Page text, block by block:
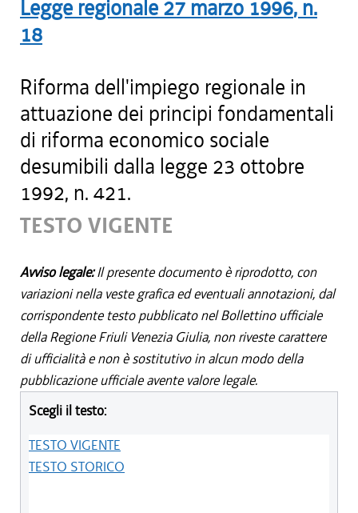
Legge regionale 27 marzo 1996, n.
18
Riforma dell'impiego regionale in
attuazione dei principi fondamentali
di riforma economico sociale
desumibili dalla legge 23 ottobre
1992, n. 421.
TESTO VIGENTE
Avviso legale:Il presente documento è riprodotto, con
variazioni nella veste grafica ed eventuali annotazioni, dal
corrispondente testo pubblicato nel Bollettino ufficiale
della Regione Friuli Venezia Giulia, non riveste carattere
di ufficialità e non è sostitutivo in alcun modo della
pubblicazione ufficiale avente valore legale.
Scegli il testo:
TESTO VIGENTE
TESTO STORICO